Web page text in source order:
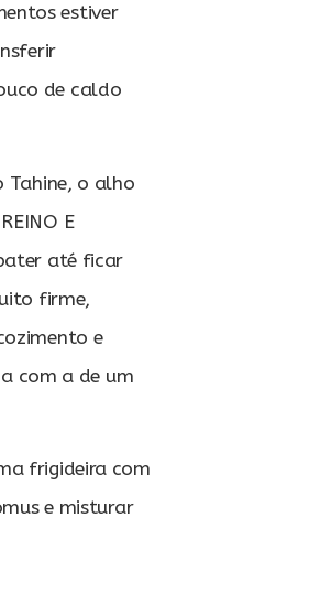
estiver
de caldo
Tahine, o alho
E
até ficar
firme,
e
com a de um
frigideira com
e misturar